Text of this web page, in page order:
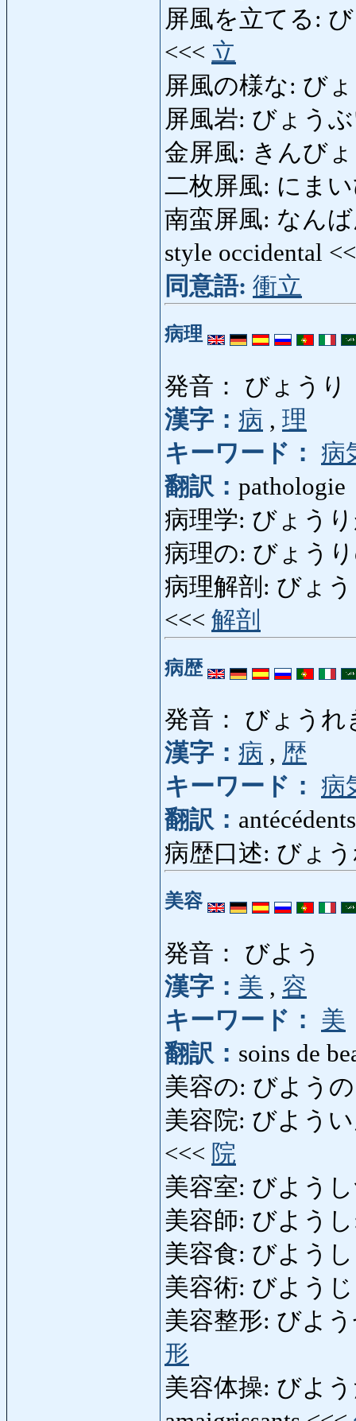
屏風を立てる:
<<< 立
屏風の様な: び
屏風岩: びょう
金屏風: きんび
二枚屏風: にま
南蛮屏風: なんば
style occidental
同意語: 衝立
病理
発音： びょうり
漢字： 病 , 理
キーワード： 病
翻訳： pathologie
病理学: びょう
病理の: びょう
病理解剖: びょう
<<< 解剖
病歴
発音： びょうれ
漢字： 病 , 歴
キーワード： 病
翻訳：
病歴口述: びょ
美容
発音： びよう
漢字： 美 , 容
キーワード：
美
翻訳： soins de
美容の: びようの
美容院: びようい
<<< 院
美容室: びよう
美容師: びようし
美容食: びようし
美容術: びよう
美容整形: びよ
形
美容体操: びよう